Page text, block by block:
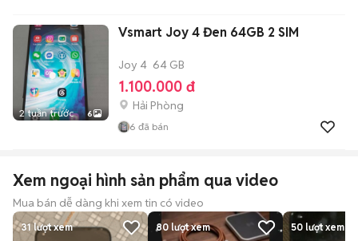
2 tuần trước 6
Vsmart Joy 4 Đen 64GB 2 SIM
Joy 4 64 GB
1.100.000 đ
Hải Phòng
6 đã bán
Xem ngoại hình sản phẩm qua video
Mua bán dễ dàng khi xem tin có video
31lượt xem 80 lượt xem 50 lượt xem